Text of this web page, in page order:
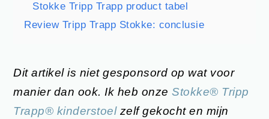
Stokke Tripp Trapp product tabel
Review Tripp Trapp Stokke: conclusie
Dit artikel is niet gesponsord op wat voor
manier dan ook. Ik heb onzeStokke® Tripp
Trapp® kinderstoelzelf gekocht en mijn